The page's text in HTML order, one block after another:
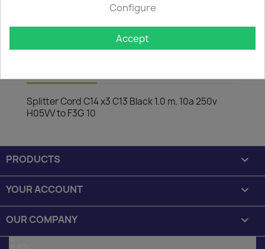
The minimum purchase order quantity for the product is
50.
Splitter Cord C14 x3 C13 Black 1.0 m. 10a 250v
H05VV to F3G 10
PRODUCTS 
YOUR ACCOUNT 
OUR COMPANY 
Configure
Accept